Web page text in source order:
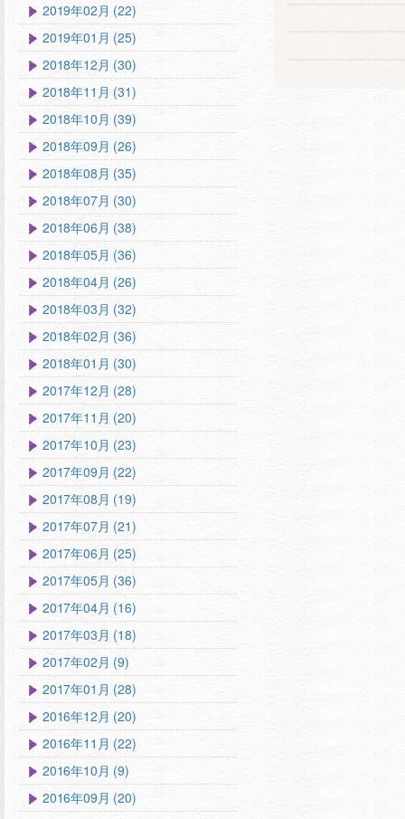
2019年02月 (22)
2019年01月 (25)
2018年12月 (30)
2018年11月 (31)
2018年10月 (39)
2018年09月 (26)
2018年08月 (35)
2018年07月 (30)
2018年06月 (38)
2018年05月 (36)
2018年04月 (26)
2018年03月 (32)
2018年02月 (36)
2018年01月 (30)
2017年12月 (28)
2017年11月 (20)
2017年10月 (23)
2017年09月 (22)
2017年08月 (19)
2017年07月 (21)
2017年06月 (25)
2017年05月 (36)
2017年04月 (16)
2017年03月 (18)
2017年02月 (9)
2017年01月 (28)
2016年12月 (20)
2016年11月 (22)
2016年10月 (9)
2016年09月 (20)